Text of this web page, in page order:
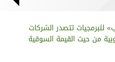
للبرمجيات تتصدر الشركات
من حيث القيمة السوقية